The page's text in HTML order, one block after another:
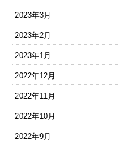
2023年3月
2023年2月
2023年1月
2022年12月
2022年11月
2022年10月
2022年9月